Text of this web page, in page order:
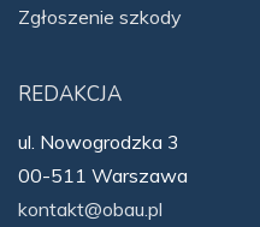
Zgłoszenie szkody
REDAKCJA
ul. Nowogrodzka 3
00-511 Warszawa
kontakt@obau.pl